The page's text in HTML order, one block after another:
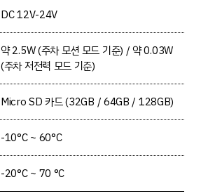
DC 12V-24V
약 2.5W (주차 모션 모드 기준) / 약 0.03W
(주차 저전력 모드 기준)
Micro SD 카드 (32GB / 64GB / 128GB)
-10°C ~ 60°C
-20°C ~ 70 °C